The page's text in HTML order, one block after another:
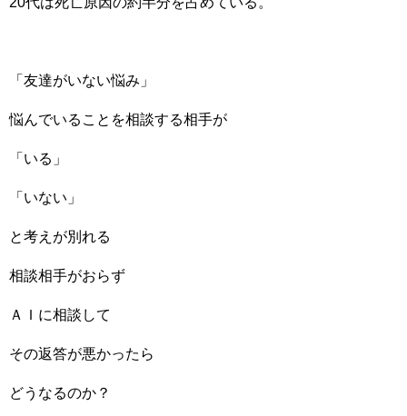
「友達がいない悩み」
悩んでいることを相談する相手が
「いる」
「いない」
と考えが別れる
相談相手がおらず
ＡＩに相談して
その返答が悪かったら
どうなるのか？